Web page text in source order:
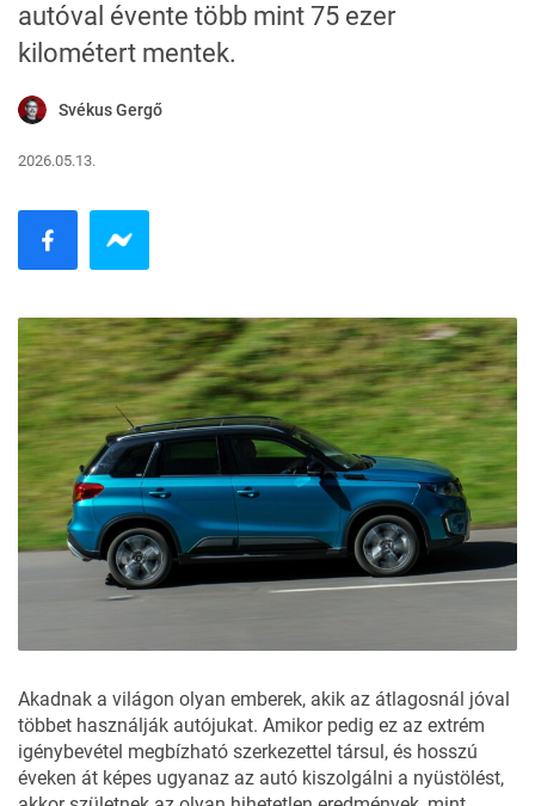
autóval évente több mint 75 ezer
kilométert mentek.
Svékus Gergő
2026.05.13.
Akadnak a világon olyan emberek, akik az átlagosnál jóval
többet használják autójukat. Amikor pedig ez az extrém
igénybevétel megbízható szerkezettel társul, és hosszú
éveken át képes ugyanaz az autó kiszolgálni a nyüstölést,